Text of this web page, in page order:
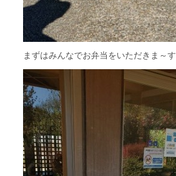
まずはみんなでお弁当をいただきま～す